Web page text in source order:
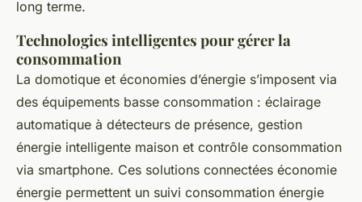
long terme.
Technologies intelligentes pour gérer la
consommation
La domotique et économies d’énergie s’imposent via
des équipements basse consommation : éclairage
automatique à détecteurs de présence, gestion
énergie intelligente maison et contrôle consommation
via smartphone. Ces solutions connectées économie
énergie permettent un suivi consommation énergie